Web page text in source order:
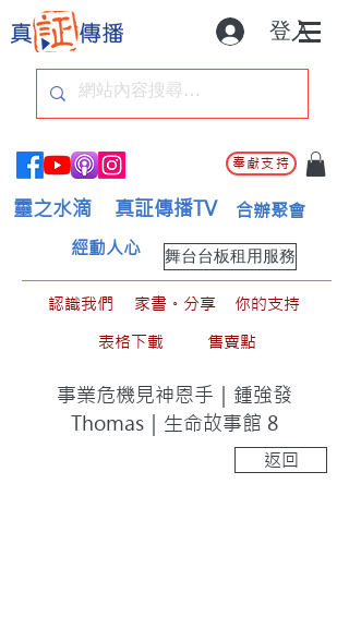
登入
奉獻支持
靈之水滴 真証傳播TV 合辦聚會
舞台台板租用服務
經動人心
認識我們 家書。分享
你的支持
表格下載
售賣點
事業危機見神恩手｜鍾強發
Thomas｜生命故事館 8
返回